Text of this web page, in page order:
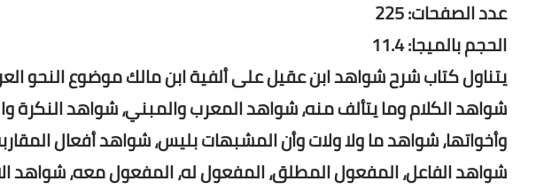
عدد الصفحات: 225
الحجم بالميجا: 11.4
يتناول كتاب شرح شواهد ابن عقيل على ألفية ابن مالك موضوع النحو
شواهد الكلام وما يتألف منه، شواهد المعرب والمبني، شواهد النكرة
وأخواتها، شواهد ما ولا ولات وأن المشبهات بليس، شواهد أفعال
شواهد الفاعل، المفعول المطلق، المفعول له، المفعول معه، شواهد